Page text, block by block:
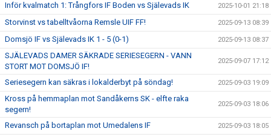
Inför kvalmatch 1: Trångfors IF Boden vs Själevads IK 2025-10-01 21:18
Storvinst vs tabelltvåorna Remsle UIF FF! 2025-09-13 08:39
Domsjö IF vs Själevads IK 1 - 5 (0-1) 2025-09-13 08:37
SJÄLEVADS DAMER SÄKRADE SERIESEGERN - VANN
STORT MOT DOMSJÖ IF!
2025-09-07 17:12
Seriesegern kan säkras i lokalderbyt på söndag! 2025-09-03 19:09
Kross på hemmaplan mot Sandåkerns SK - elfte raka
segern!
2025-09-03 18:06
Revansch på bortaplan mot Umedalens IF 2025-09-03 18:05